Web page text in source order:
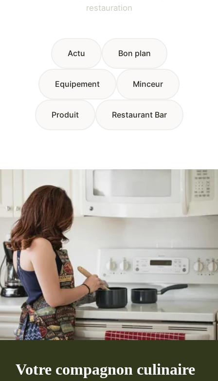
restauration
Actu Bon plan
Equipement Minceur
Produit Restaurant Bar
Votre compagnon culinaire